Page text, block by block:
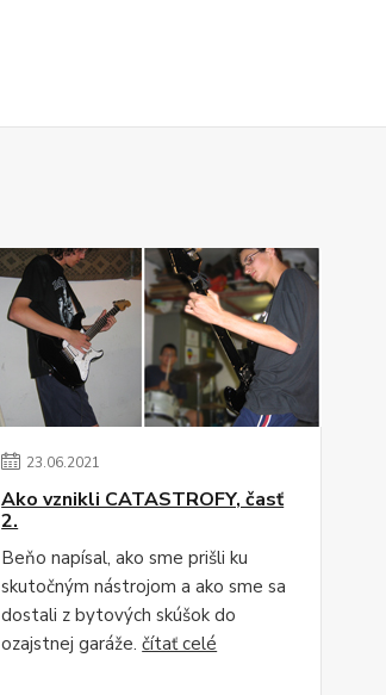
23.06.2021
Ako vznikli CATASTROFY, časť
2.
Beňo napísal, ako sme prišli ku
skutočným nástrojom a ako sme sa
dostali z bytových skúšok do
ozajstnej garáže.čítať celé